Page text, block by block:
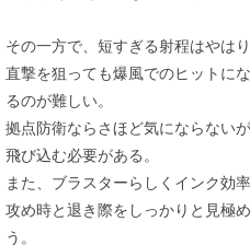
その一方で、短すぎる射程はやはり
直撃を狙っても爆風でのヒットに
るのが難しい。
拠点防衛ならさほど気にならない
飛び込む必要がある。
また、ブラスターらしくインク効率
攻め時と退き際をしっかりと見極
う。